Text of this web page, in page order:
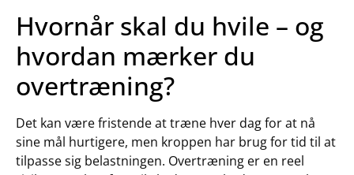
Hvornår skal du hvile – og
hvordan mærker du
overtræning?
Det kan være fristende at træne hver dag for at nå
sine mål hurtigere, men kroppen har brug for tid til at
tilpasse sig belastningen. Overtræning er en reel